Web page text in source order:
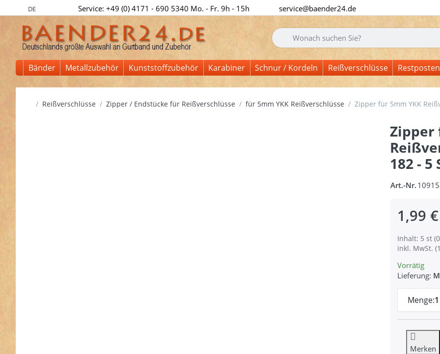
DE Service: +49 (0) 4171 - 690 5340 Mo. - Fr. 9h - 15h service@baender24.de
Geben Sie einen Suchbegriff ein. Während Sie
Bänder Metallzubehör Kunststoffzubehör Karabiner Schnur / Kordeln Reißverschlüsse Restposten
Startseite
Reißverschlüsse Zipper / Endstücke für Reißverschlüsse für 5mm YKK Reißverschlüsse Zipper für 5mm YKK
Zipper
182 - 5
Art.-Nr.
1,99 €
Inhalt: 5 st
inkl. MwSt.
Vorrätig
Lieferung:
Menge:1
Merken